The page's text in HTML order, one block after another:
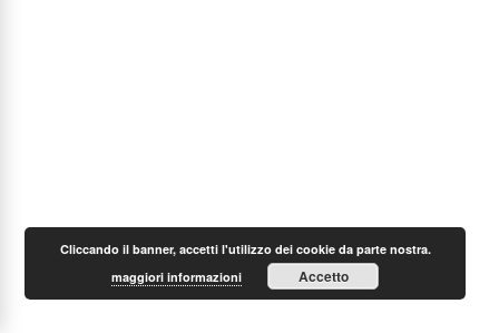
Cliccando il banner, accetti l'utilizzo dei cookie da parte nostra.
maggiori informazioni
Accetto